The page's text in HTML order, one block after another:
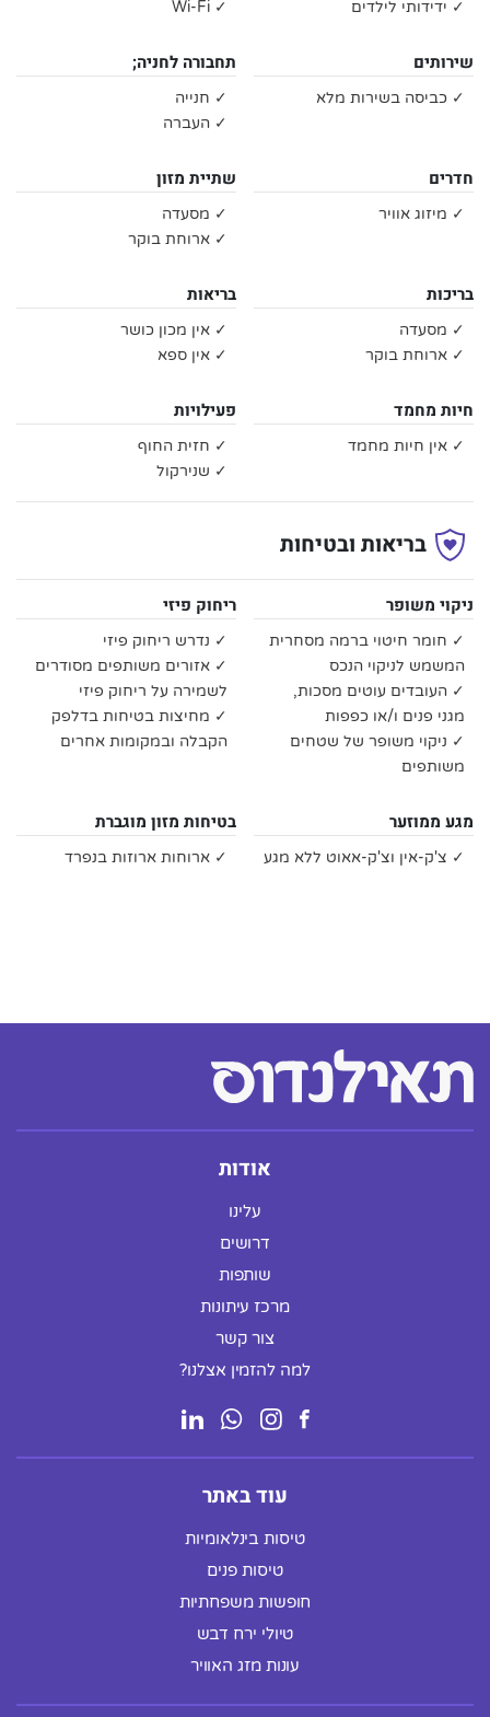
✓ ידידותי לילדים ✓ Wi-Fi
שירותים
✓ כביסה בשירות מלא
תחבורה לחניה;
✓ חנייה
✓ העברה
חדרים
✓ מיזוג אוויר
שתיית מזון
✓ מסעדה
✓ ארוחת בוקר
בריכות
✓ מסעדה
✓ ארוחת בוקר
בריאות
✓ אין מכון כושר
✓ אין ספא
חיות מחמד
✓ אין חיות מחמד
פעילויות
✓ חזית החוף
✓ שנירקול
בריאות ובטיחות
ניקוי משופר
✓ חומר חיטוי ברמה מסחרית
המשמש לניקוי הנכס
✓ העובדים עוטים מסכות,
מגני פנים ו/או כפפות
✓ ניקוי משופר של שטחים
משותפים
ריחוק פיזי
✓ נדרש ריחוק פיזי
✓ אזורים משותפים מסודרים
לשמירה על ריחוק פיזי
✓ מחיצות בטיחות בדלפק
הקבלה ובמקומות אחרים
מגע ממוזער
✓ צ'ק-אין וצ'ק-אאוט ללא מגע
בטיחות מזון מוגברת
✓ ארוחות ארוזות בנפרד
אודות
עלינו
דרושים
שותפות
מרכז עיתונות
צור קשר
למה להזמין אצלנו?
עוד באתר
טיסות בינלאומיות
טיסות פנים
חופשות משפחתיות
טיולי ירח דבש
עונות מזג האוויר